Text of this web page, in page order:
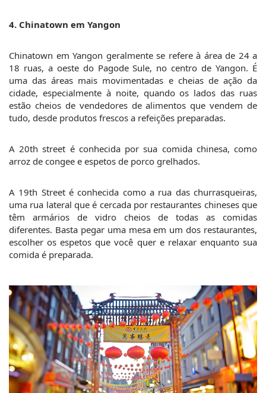
4. Chinatown em Yangon
Chinatown em Yangon geralmente se refere à área de 24 a
18 ruas, a oeste do Pagode Sule, no centro de Yangon. É
uma das áreas mais movimentadas e cheias de ação da
cidade, especialmente à noite, quando os lados das ruas
estão cheios de vendedores de alimentos que vendem de
tudo, desde produtos frescos a refeições preparadas.
A 20th street é conhecida por sua comida chinesa, como
arroz de congee e espetos de porco grelhados.
A 19th Street é conhecida como a rua das churrasqueiras,
uma rua lateral que é cercada por restaurantes chineses que
têm armários de vidro cheios de todas as comidas
diferentes. Basta pegar uma mesa em um dos restaurantes,
escolher os espetos que você quer e relaxar enquanto sua
comida é preparada.